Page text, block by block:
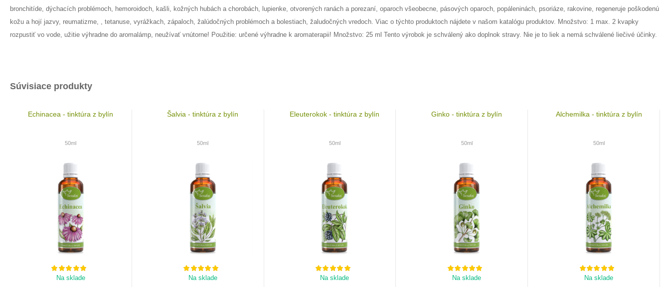
bronchitíde, dýchacích problémoch, hemoroidoch, kašli, kožných hubách a chorobách, lupienke, otvorených ranách a porezaní, oparoch všeobecne, pásových oparoch, popáleninách, psoriáze, rakovine, regeneruje poškodenú
kožu a hojí jazvy, reumatizme, , tetanuse, vyrážkach, zápaloch, žalúdočných problémoch a bolestiach, žaludočných vredoch. Viac o týchto produktoch nájdete v našom katalógu produktov. Množstvo: 1 max. 2 kvapky
rozpustiť vo vode, užitie výhradne do aromalámp, neužívať vnútorne! Použitie: určené výhradne k aromaterapii! Množstvo: 25 ml Tento výrobok je schválený ako doplnok stravy. Nie je to liek a nemá schválené liečivé účinky.
Súvisiace produkty
Echinacea - tinktúra z bylín
50ml
Na sklade
Šalvia - tinktúra z bylín
50ml
Na sklade
Eleuterokok - tinktúra z bylín
50ml
Na sklade
Ginko - tinktúra z bylín
50ml
Na sklade
Alchemilka - tinktúra z bylín
50ml
Na sklade